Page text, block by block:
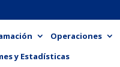
Operaciones
y Estadísticas